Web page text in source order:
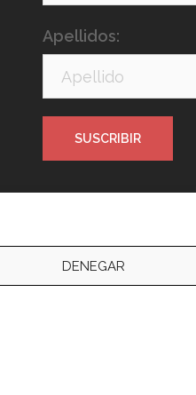
DENEGAR
Apellidos:
condiciones